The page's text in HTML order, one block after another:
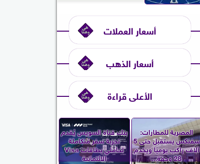
أسعار العملات
أسعار الذهب
الأعلى قراءة
المصرية للمطارات:
سفنكس يستقبل حتى 5
آلاف راكب يوميًا ويخدم
28 وجهة...
بنك قناة السويس يُقدم
تجربة سفر مُتكاملة
لحاملي بطاقات Visa
الائتمانية